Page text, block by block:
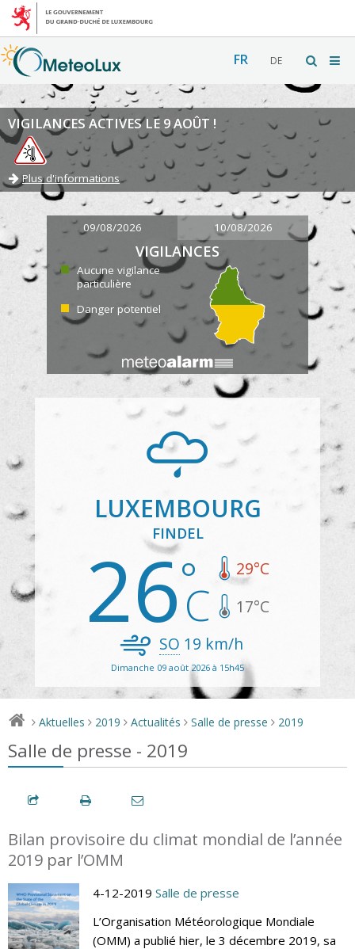
FR DE
VIGILANCES ACTIVES LE 9 AOÛT !
Plus d'informations
09/08/2026 10/08/2026
VIGILANCES
Aucune vigilance
particulière
Danger potentiel
LUXEMBOURG
FINDEL
26 29°C
17°C
SO 19 km/h
Dimanche 09 août 2026 à 15h45
> Aktuelles > 2019 > Actualités > Salle de presse > 2019
Salle de presse - 2019
Bilan provisoire du climat mondial de l’année
2019 par l’OMM
4-12-2019 Salle de presse
L’Organisation Météorologique Mondiale
(OMM) a publié hier, le 3 décembre 2019, sa